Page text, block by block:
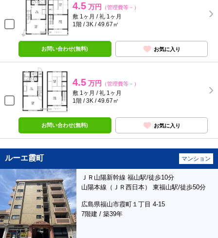
4.5 万円 （管理費等－）
敷 1ヶ月 / 礼 1ヶ月
1階 / 3K / 49.67㎡
お問い合わせ(無料) お気に入り
4.5 万円 （管理費等－）
敷 1ヶ月 / 礼 1ヶ月
1階 / 3K / 49.67㎡
お問い合わせ(無料) お気に入り
ルーエ霞町 マンション
ＪＲ山陽新幹線 福山駅/徒歩10分
山陽本線（ＪＲ西日本） 東福山駅/徒歩50分
広島県福山市霞町１丁目 4-15
7階建 / 築39年